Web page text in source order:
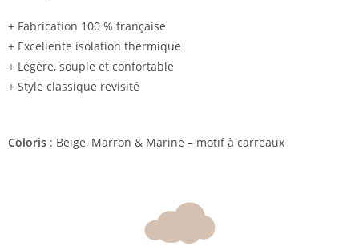
+ Fabrication 100 % française
+ Excellente isolation thermique
+ Légère, souple et confortable
+ Style classique revisité
Coloris : Beige, Marron & Marine – motif à carreaux